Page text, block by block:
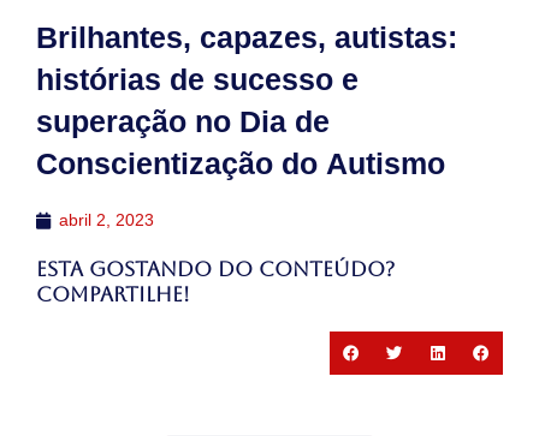
Brilhantes, capazes, autistas:
histórias de sucesso e
superação no Dia de
Conscientização do Autismo
abril 2, 2023
Esta gostando do conteúdo?
Compartilhe!